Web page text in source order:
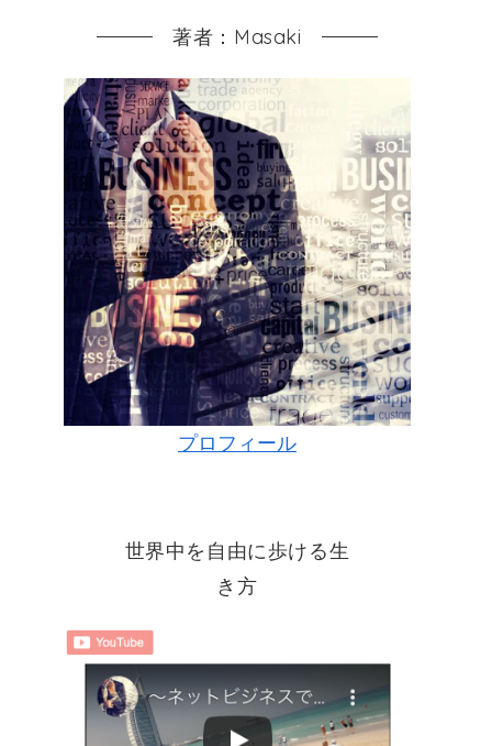
著者：Masaki
プロフィール
世界中を自由に歩ける生
き方